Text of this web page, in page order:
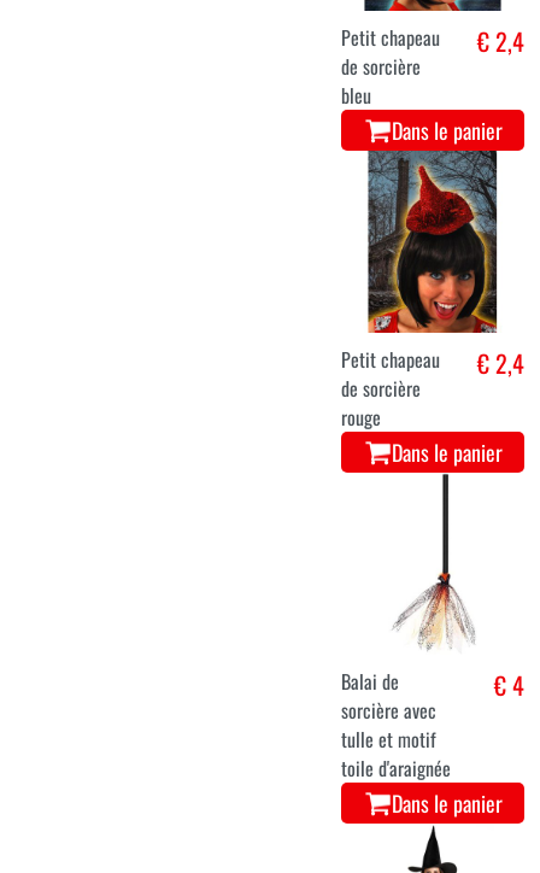
Petit chapeau
de sorcière
bleu
€ 2,4
Dans le panier
Petit chapeau
de sorcière
rouge
€ 2,4
Dans le panier
Balai de
sorcière avec
tulle et motif
toile d'araignée
€ 4
Dans le panier